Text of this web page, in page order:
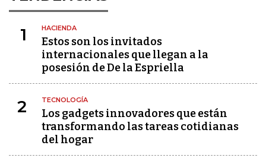
1 HACIENDA
Estos son los invitados
internacionales que llegan a la
posesión de De la Espriella
2 TECNOLOGÍA
Los gadgets innovadores que están
transformando las tareas cotidianas
del hogar